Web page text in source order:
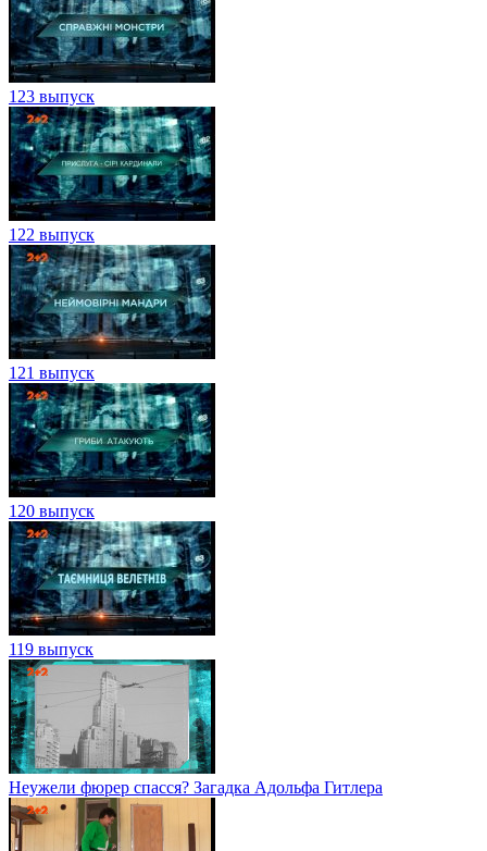
123 выпуск
122 выпуск
121 выпуск
120 выпуск
119 выпуск
Неужели фюрер спасся? Загадка Адольфа Гитлера